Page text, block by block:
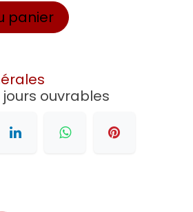
panier
jours ouvrables